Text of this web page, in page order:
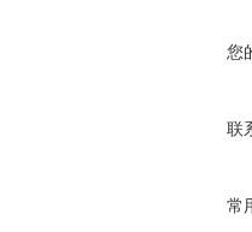
您
联
常